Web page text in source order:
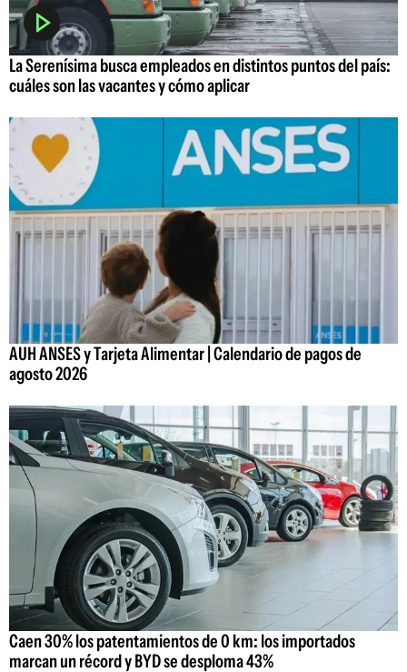
La Serenísima busca empleados en distintos puntos del país:
cuáles son las vacantes y cómo aplicar
AUH ANSES y Tarjeta Alimentar | Calendario de pagos de
agosto 2026
Caen 30% los patentamientos de 0 km: los importados
marcan un récord y BYD se desploma 43%